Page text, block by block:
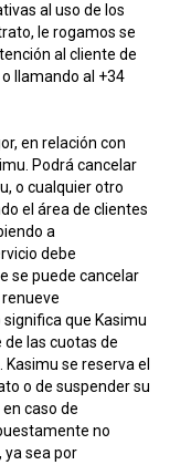
al uso de los
le rogamos se
al cliente de
llamando al +34
en relación con
Podrá cancelar
o cualquier otro
el área de clientes
a
debe
se puede cancelar
que Kasimu
las cuotas de
se reserva el
o de suspender su
caso de
no
ya sea por